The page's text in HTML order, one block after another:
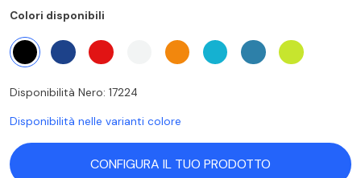
Colori disponibili
Disponibilità Nero: 17224
Disponibilità nelle varianti colore
CONFIGURA IL TUO PRODOTTO